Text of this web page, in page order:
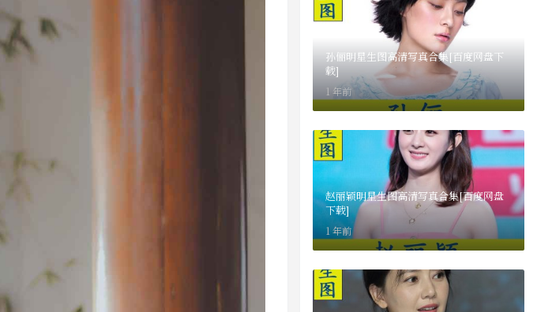
孙俪明星生图高清写真合集[百度网盘下
载]
1 年前
赵丽颖明星生图高清写真合集[百度网盘
下载]
1 年前